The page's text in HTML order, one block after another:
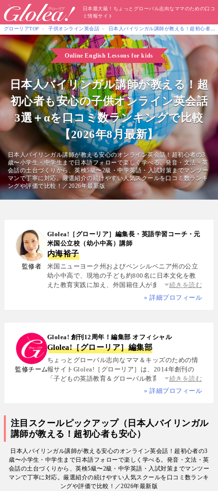
日本最大級！ちょっとグローバル志向なママのための口コ
ミ情報サイト
グローリアTOP 子供オンライン英会話 日本人バイリンガル講師が教える！超初心者も安心
Online English Lessons for kids
日本人バイリンガル講師が教える！超
初心者も安心の子供オンライン英会話
3選＋αを口コミ数ランキングで比較
【2026年8月最新】
日本人バイリンガル講師が教える安心のオンライン英会話！超初心者の3
歳〜小学生・中学生まで日本語フォローで楽しく学べる。発音・文法・英
会話の土台づくりから、英検5級〜2級・中学英語・入試対策までマンツー
マンで丁寧に対応。厳選紹介の続けやすい人気スクールを口コミ数ランキ
ングや評価で比較！／2026年最新版
監修者
Glolea!［グローリア］編集長・英語学習コーチ・元
米国公立校（幼小中高）講師
内海裕子
米国ニューヨーク州およびペンシルベニア州の公立
幼小中高で、現地の子ども約800名に日本文化を教
えた教育実践に加え、外国籍住人が多数を占める多
国籍シェアハウスで約5年間生活し、リアルな多文化
スペイン語・中国語・日本語の4言語を駆使し、世界
中の女性や母親と対話・取材を継続. 親子留学、バイ
リンガル育児、おうち英語、子どもオンライン英会
話に関する実体験に基づく信頼性の高い情報を発信
している. 著書に『子育てツイッター入門』ほか、日
経、AERA、NewsPicksなどでの寄稿・監修実績多数
続きを読む
» 詳細プロフィール
監修チーム
Glolea! 創刊12周年！編集部 オフィシャル
Glolea!［グローリア］編集部
ちょっとグローバル志向なママ＆キッズのための情
報サイトGlolea!［グローリア］は、2014年創刊の
「子どもの英語教育＆グローバル教育」に特化した
専門メディア. 英語にはじめて触れるお子様から帰国
800名にグローバル教育を実践した英語学習コーチ.
寄稿者は教育学博士、インター校経営者、子ども向
で子育て中のワーキングママなど多様な専門家が多
数. 日経・AERA with kids・AERA・NewsPicks等の
情報提供・寄稿・監修実績も豊富な“世界と子どもの
未来をつなぐ情報ハブ”です。
続きを読む
» 詳細プロフィール
注目スクールピックアップ（日本人バイリンガル
講師が教える！超初心者も安心）
日本人バイリンガル講師が教える安心のオンライン英会話！超初心者の3
歳〜小学生・中学生まで日本語フォローで楽しく学べる。発音・文法・英
会話の土台づくりから、英検5級〜2級・中学英語・入試対策までマンツー
マンで丁寧に対応。厳選紹介の続けやすい人気スクールを口コミ数ランキ
ングや評価で比較！／2026年最新版